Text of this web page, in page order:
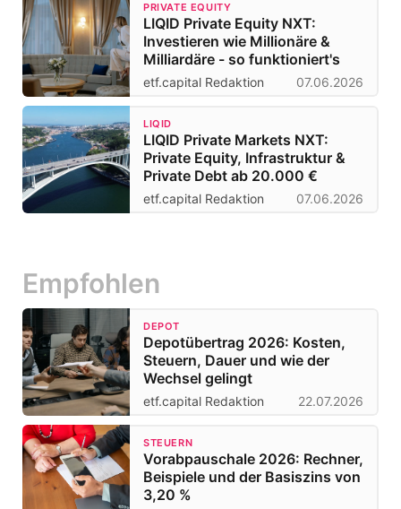
PRIVATE EQUITY
LIQID Private Equity NXT:
Investieren wie Millionäre &
Milliardäre - so funktioniert's
etf.capital Redaktion 07.06.2026
LIQID
LIQID Private Markets NXT:
Private Equity, Infrastruktur &
Private Debt ab 20.000 €
etf.capital Redaktion 07.06.2026
Empfohlen
DEPOT
Depotübertrag 2026: Kosten,
Steuern, Dauer und wie der
Wechsel gelingt
etf.capital Redaktion 22.07.2026
STEUERN
Vorabpauschale 2026: Rechner,
Beispiele und der Basiszins von
3,20 %